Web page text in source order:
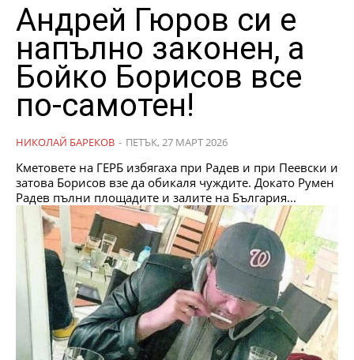
Андрей Гюров си е
напълно законен, а
Бойко Борисов все
по-самотен!
НИКОЛАЙ БАРЕКОВ - ПЕТЪК, 27 МАРТ 2026
Кметовете на ГЕРБ избягаха при Радев и при Пеевски и
затова Борисов взе да обикаля чуждите. Докато Румен
Радев пълни площадите и залите на България...